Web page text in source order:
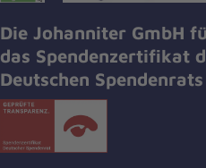
Die Johanniter GmbH
das Spendenzertifikat
Deutschen Spendenrats